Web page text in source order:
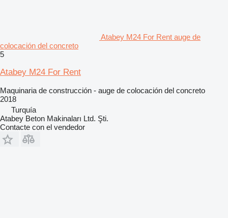
Atabey M24 For Rent auge de
colocación del concreto
5
Atabey M24 For Rent
Maquinaria de construcción - auge de colocación del concreto
2018
Turquía
Atabey Beton Makinaları Ltd. Şti.
Contacte con el vendedor